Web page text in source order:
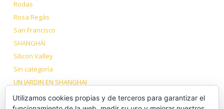
Rodas
Rosa Regàs
San Francisco
SHANGHÁI
Silicon Valley
Sin categoría
UN JARDIN EN SHANGHAI
VIAJE A LOS DOS TÍBET
Utilizamos cookies propias y de terceros para garantizar el